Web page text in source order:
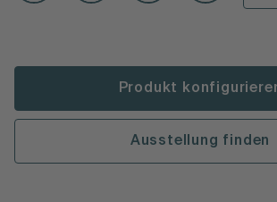
Produkt
Ausstellung finden